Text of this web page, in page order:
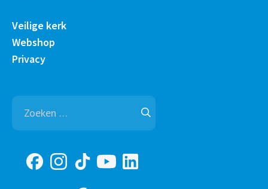
Veilige kerk
Webshop
Privacy
Zoeken
naar: